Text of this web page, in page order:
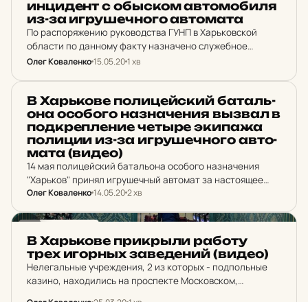
ин­ци­дент с об­ыском ав­то­мо­би­ля
из-за иг­ру­шеч­но­го ав­то­ма­та
По распоряжению руководства ГУНП в Харьковской
области по данному факту назначено служебное
расследование.
Олег Коваленко15.05.201 хв
НОВИНИ ХАРКОВА
В Харь­ко­ве по­ли­цей­ский ба­таль­
о­на осо­бо­го наз­на­че­ния вызвал в
под­креп­ле­ние четыре эки­па­жа
по­ли­ции из-за иг­ру­шеч­но­го ав­то­
ма­та (видео)
14 мая полицейский батальона особого назначения
"Харьков" принял игрушечный автомат за настоящее
оружие и устроил "спецоперацию" по захвату
Олег Коваленко14.05.202 хв
В Харь­ко­ве прик­рыли работу
трех игорных за­ве­де­ний (видео)
Нелегальные учреждения, 2 из которых - подпольные
казино, находились на проспекте Московском,